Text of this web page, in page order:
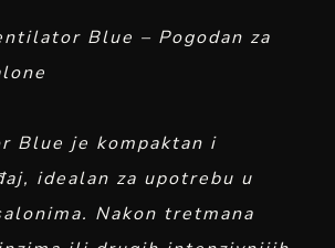
Blue – Pogodan za
Blue je kompaktan i
idealan za upotrebu u
Nakon tretmana